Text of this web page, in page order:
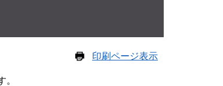
印刷ページ表示